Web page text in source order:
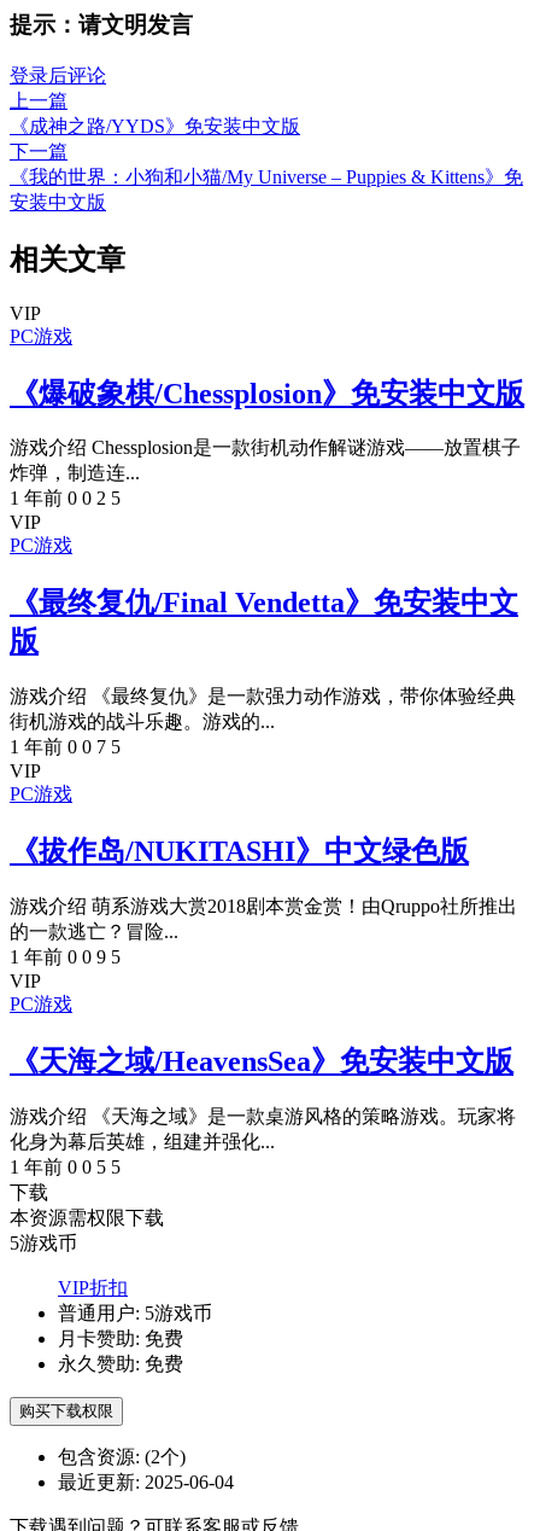
提示：请文明发言
登录后评论
上一篇
《成神之路/YYDS》免安装中文版
下一篇
《我的世界：小狗和小猫/My Universe – Puppies & Kittens》免
安装中文版
相关文章
VIP
PC游戏
《爆破象棋/Chessplosion》免安装中文版
游戏介绍 Chessplosion是一款街机动作解谜游戏——放置棋子
炸弹，制造连...
1 年前 0 0 2 5
VIP
PC游戏
《最终复仇/Final Vendetta》免安装中文
版
游戏介绍 《最终复仇》是一款强力动作游戏，带你体验经典
街机游戏的战斗乐趣。游戏的...
1 年前 0 0 7 5
VIP
PC游戏
《拔作岛/NUKITASHI》中文绿色版
游戏介绍 萌系游戏大赏2018剧本赏金赏！由Qruppo社所推出
的一款逃亡？冒险...
1 年前 0 0 9 5
VIP
PC游戏
《天海之域/HeavensSea》免安装中文版
游戏介绍 《天海之域》是一款桌游风格的策略游戏。玩家将
化身为幕后英雄，组建并强化...
1 年前 0 0 5 5
下载
本资源需权限下载
5游戏币
VIP折扣
普通用户: 5游戏币
月卡赞助: 免费
永久赞助: 免费
购买下载权限
包含资源: (2个)
最近更新: 2025-06-04
下载遇到问题？可联系客服或反馈